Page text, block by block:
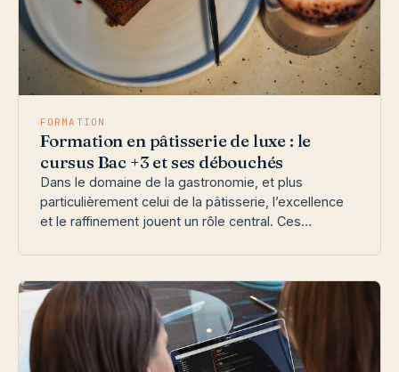
FORMATION
Formation en pâtisserie de luxe : le
cursus Bac +3 et ses débouchés
Dans le domaine de la gastronomie, et plus
particulièrement celui de la pâtisserie, l’excellence
et le raffinement jouent un rôle central. Ces…